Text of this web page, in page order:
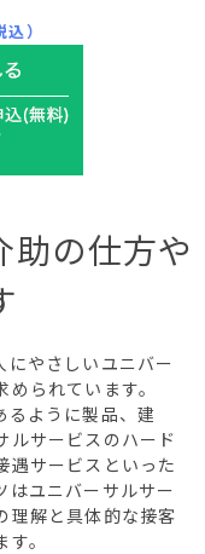
込）
助の仕方や
にやさしいユニバー
られています。
るように製品、建
ルサービスのハード
遇サービスといった
はユニバーサルサー
理解と具体的な接客
。